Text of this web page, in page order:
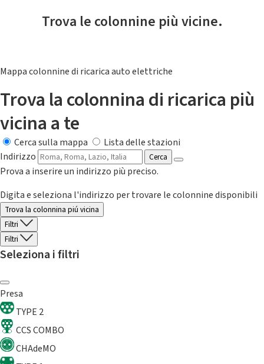
Trova le colonnine più vicine.
Mappa colonnine di ricarica auto elettriche
Trova la colonnina di ricarica più
vicina a te
Cerca sulla mappa
Lista delle stazioni
Indirizzo
Cerca
Prova a inserire un indirizzo più preciso.
Digita e seleziona l'indirizzo per trovare le colonnine disponibili
Trova la colonnina piú vicina
Filtri
Filtri
Seleziona i filtri
Presa
TYPE 2
CCS COMBO
CHAdeMO